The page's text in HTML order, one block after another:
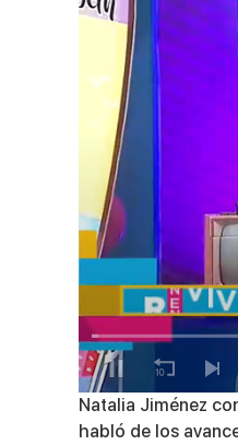
0
of
2
Natalia Jiménez
habló de los